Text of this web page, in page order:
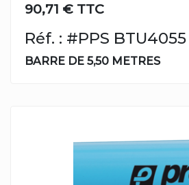
90,71 € TTC
Réf. : #PPS BTU4055
BARRE DE 5,50 METRES